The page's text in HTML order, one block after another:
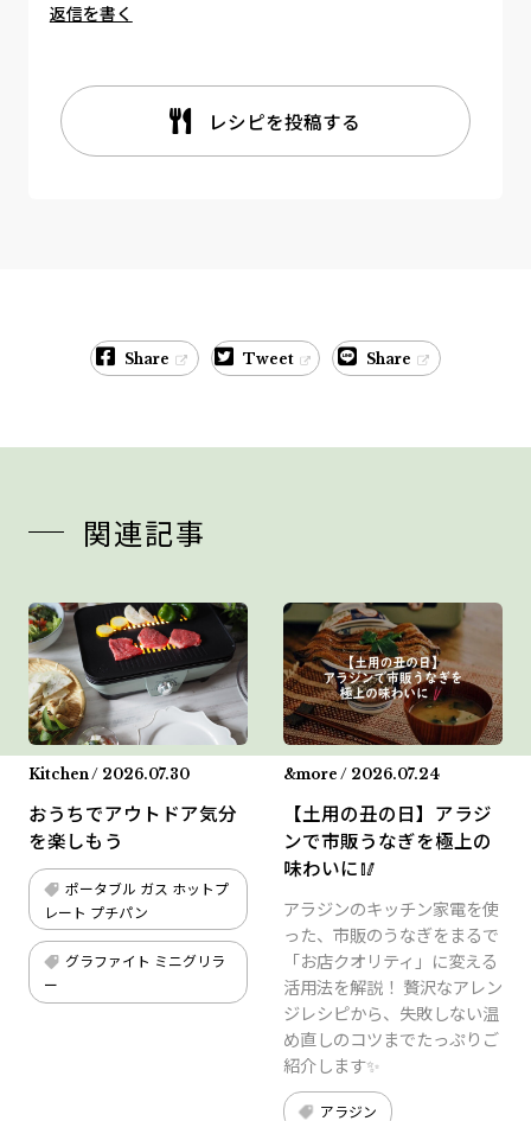
返信を書く
レシピを投稿する
Share Tweet Share
関連記事
Kitchen / 2026.07.30
おうちでアウトドア気分
を楽しもう
ポータブル ガス ホットプ
レート プチパン
グラファイト ミニグリラ
ー
&more / 2026.07.24
【土用の丑の日】アラジ
ンで市販うなぎを極上の
味わいに🥢
アラジンのキッチン家電を使
った、市販のうなぎをまるで
「お店クオリティ」に変える
活用法を解説！ 贅沢なアレン
ジレシピから、失敗しない温
め直しのコツまでたっぷりご
紹介します✨
アラジン